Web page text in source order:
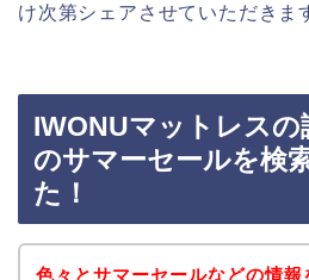
け次第シェアさせていただきま
IWONUマットレスの
のサマーセールを検
た！
色々とサマーセールなどの情報